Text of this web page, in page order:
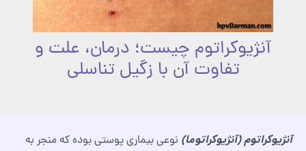
آنژیوکراتوم چیست؛ درمان، علت و
تفاوت آن با زگیل تناسلی
آنژیوکراتوم (آنژیوکراتوما) نوعی بیماری پوستی بوده که منجر به